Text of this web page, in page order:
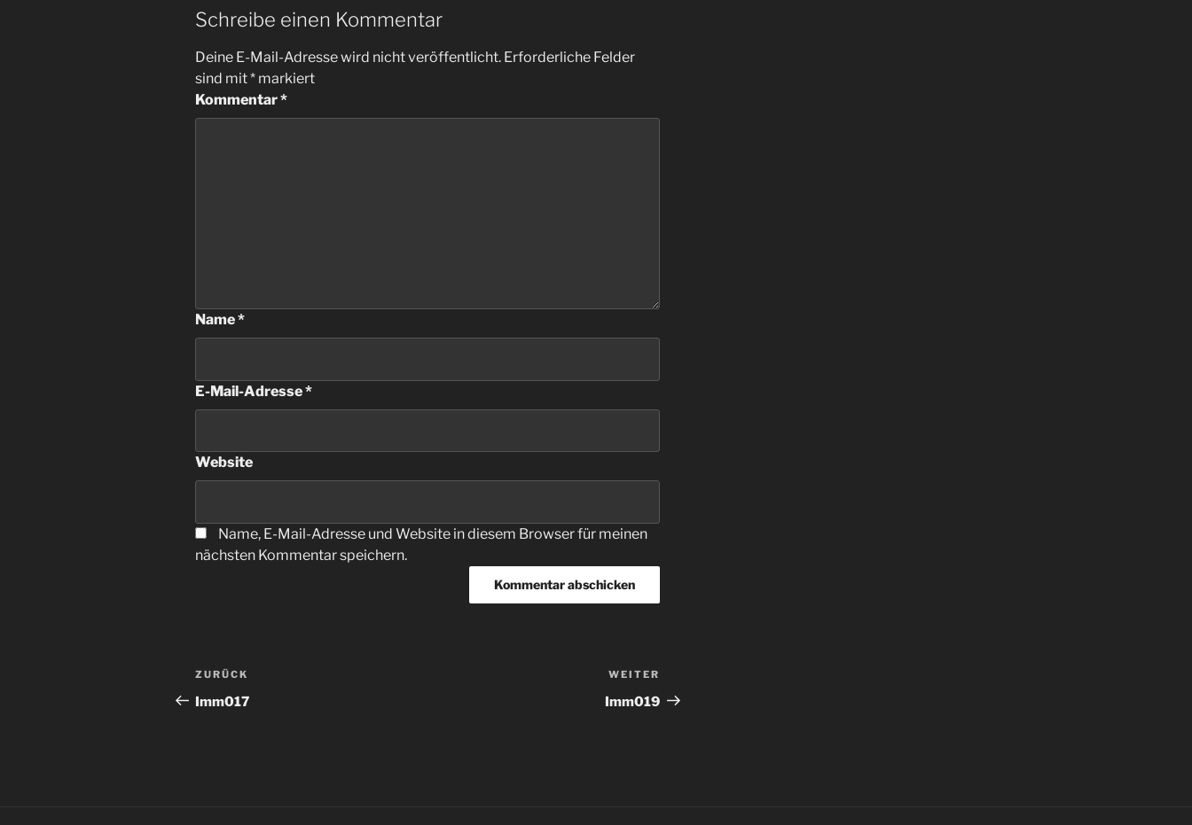
Schreibe einen Kommentar
Deine E-Mail-Adresse wird nicht veröffentlicht. Erforderliche Felder
sind mit* markiert
Kommentar*
Name*
E-Mail-Adresse*
Website
Name, E-Mail-Adresse und Website in diesem Browser für meinen
nächsten Kommentar speichern.
Beitragsnavigation
Vorheriger
Beitrag
ZURÜCK
Imm017
Beitrag
WEITER
Imm019